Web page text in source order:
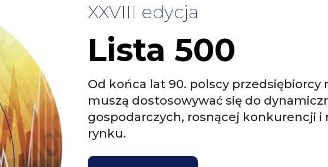
XXVIII edycja
Lista 500
Od końca lat 90. polscy przedsiębiorcy
muszą dostosowywać się do
gospodarczych, rosnącej konkurencji i
rynku.